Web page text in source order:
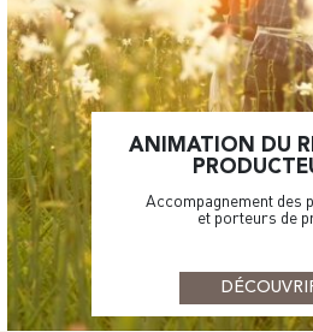
ANIMATION DU
Accompagnement des
et porteurs de